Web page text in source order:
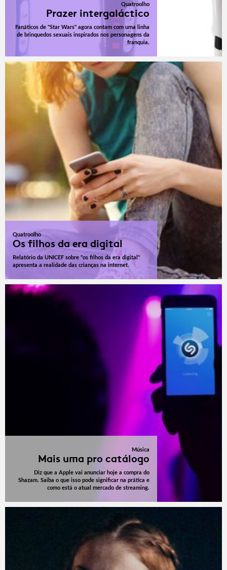
Quatroolho
Prazer intergaláctico
Fanáticos de "Star Wars" agora contam com uma linha
de brinquedos sexuais inspirados nos personagens da
franquia.
Quatroolho
Os filhos da era digital
Relatório da UNICEF sobre "os filhos da era digital"
apresenta a realidade das crianças na internet.
Música
Mais uma pro catálogo
Diz que a Apple vai anunciar hoje a compra do
Shazam. Saiba o que isso pode significar na prática e
como está o atual mercado de streaming.